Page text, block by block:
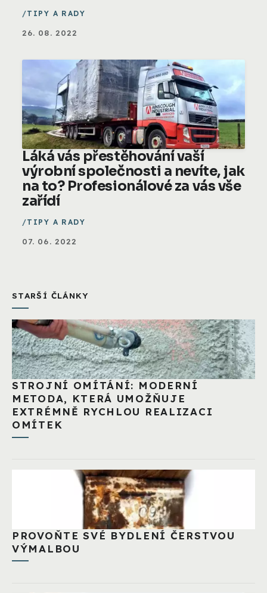
TIPY A RADY
26. 08. 2022
Láká vás přestěhování vaší
výrobní společnosti a nevíte, jak
na to? Profesionálové za vás vše
zařídí
TIPY A RADY
07. 06. 2022
STARŠÍ ČLÁNKY
STROJNÍ OMÍTÁNÍ: MODERNÍ
METODA, KTERÁ UMOŽŇUJE
EXTRÉMNĚ RYCHLOU REALIZACI
OMÍTEK
PROVOŇTE SVÉ BYDLENÍ ČERSTVOU
VÝMALBOU